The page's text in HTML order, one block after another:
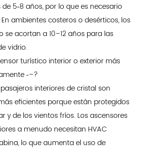
5‑8 años, por lo que es necesario
ambientes costeros o desérticos, los
se acortan a 10–12 años para las
vidrio.
turístico interior o exterior más
‑–?
interiores de cristal son
eficientes porque están protegidos
y de los vientos fríos. Los ascensores
a menudo necesitan HVAC
lo que aumenta el uso de